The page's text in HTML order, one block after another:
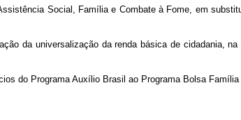
Social, Família e Combate à Fome, em
da universalização da renda básica de cidadania,
do Programa Auxílio Brasil ao Programa Bolsa